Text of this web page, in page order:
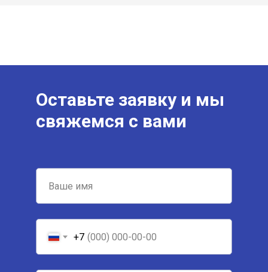
Оставьте заявку и мы
свяжемся с вами
+7